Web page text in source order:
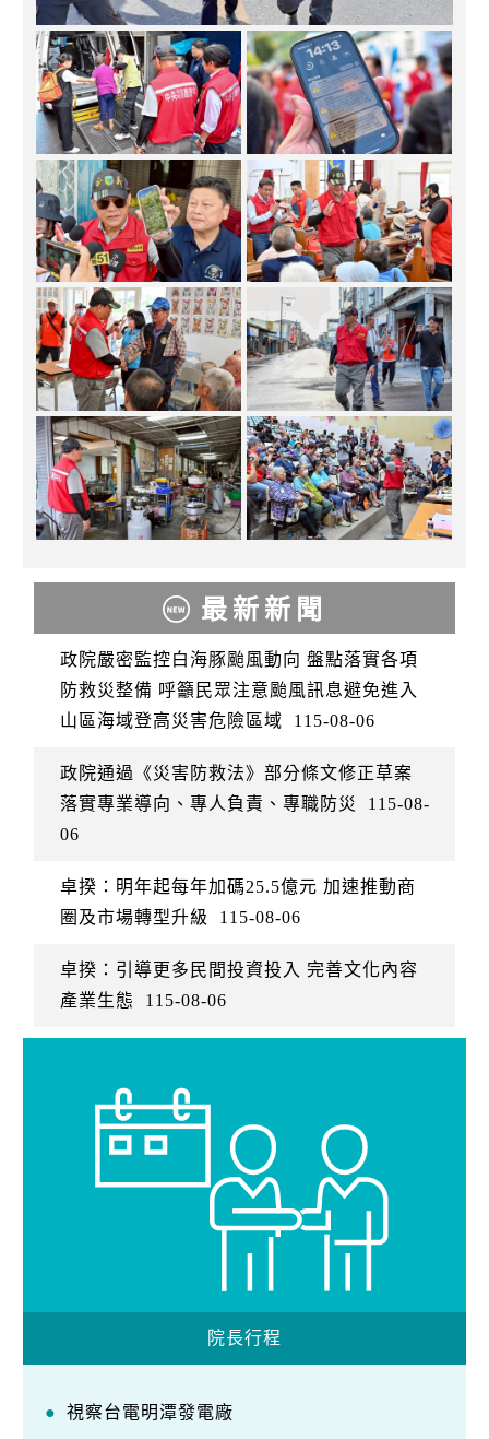
最新新聞
政院嚴密監控白海豚颱風動向 盤點落實各項
防救災整備 呼籲民眾注意颱風訊息避免進入
山區海域登高災害危險區域
115-08-06
政院通過《災害防救法》部分條文修正草案
落實專業導向、專人負責、專職防災
115-08-
06
卓揆：明年起每年加碼25.5億元 加速推動商
圈及市場轉型升級
115-08-06
卓揆：引導更多民間投資投入 完善文化內容
產業生態
115-08-06
院長行程
視察台電明潭發電廠